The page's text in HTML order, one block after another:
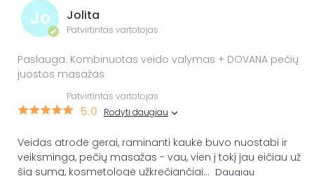
Jo
✔
Jolita
Patvirtintas vartotojas
Paslauga: Kombinuotas veido valymas + DOVANA pečių
juostos masažas
Patvirtintas vartotojas
5.0 Rodyti daugiau
Veidas atrodė gerai, raminanti kaukė buvo nuostabi ir
veiksminga, pečių masažas - vau, vien į tokį jau eičiau už
šią sumą, kosmetologė užkrečiančiai... Daugiau